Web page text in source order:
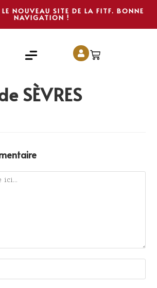
LE NOUVEAU SITE DE LA FITF. BONNE
NAVIGATION !
SÈVRES